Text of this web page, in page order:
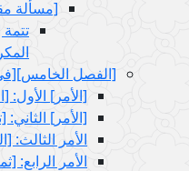
[مسألة
[الفصل
[الأمر] الأول:
[الأمر]
الأمر الثالث:
الأمر الرابع: